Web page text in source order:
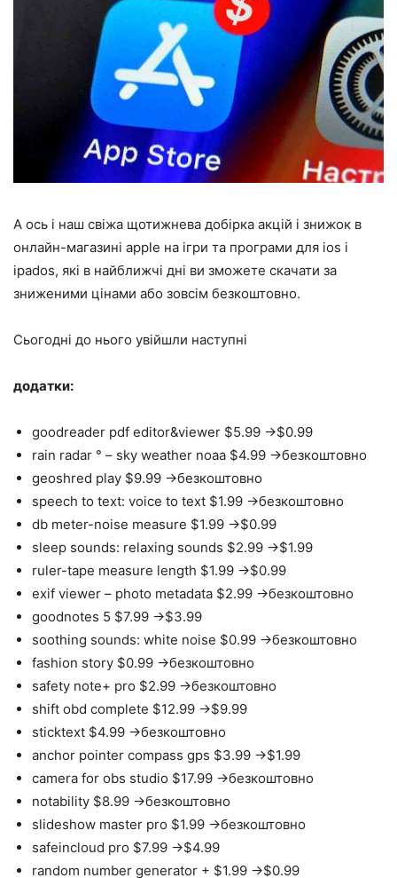
А ось і наш свіжа щотижнева добірка акцій і знижок в
онлайн-магазині apple на ігри та програми для ios і
ipados, які в найближчі дні ви зможете скачати за
зниженими цінами або зовсім безкоштовно.
Сьогодні до нього увійшли наступні
додатки:
goodreader pdf editor&viewer $5.99 ->$0.99
rain radar ° – sky weather noaa $4.99 ->безкоштовно
geoshred play $9.99 ->безкоштовно
speech to text: voice to text $1.99 ->безкоштовно
db meter-noise measure $1.99 ->$0.99
sleep sounds: relaxing sounds $2.99 ->$1.99
ruler-tape measure length $1.99 ->$0.99
exif viewer – photo metadata $2.99 ->безкоштовно
goodnotes 5 $7.99 ->$3.99
soothing sounds: white noise $0.99 ->безкоштовно
fashion story $0.99 ->безкоштовно
safety note+ pro $2.99 ->безкоштовно
shift obd complete $12.99 ->$9.99
sticktext $4.99 ->безкоштовно
anchor pointer compass gps $3.99 ->$1.99
camera for obs studio $17.99 ->безкоштовно
notability $8.99 ->безкоштовно
slideshow master pro $1.99 ->безкоштовно
safeincloud pro $7.99 ->$4.99
random number generator + $1.99 ->$0.99